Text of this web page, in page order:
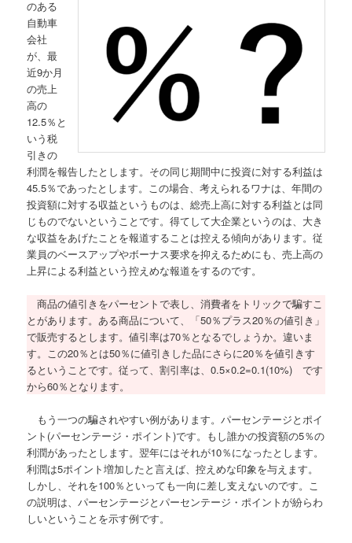
のある
自動車
会社
が、最
近9か月
の売上
高の
12.5％と
いう税
引きの
利潤を報告したとします。その同じ期間中に投資に対する利益は
45.5％であったとします。この場合、考えられるワナは、年間の
投資額に対する収益というものは、総売上高に対する利益とは同
じものでないということです。得てして大企業というのは、大き
な収益をあげたことを報道することは控える傾向があります。従
業員のベースアップやボーナス要求を抑えるためにも、売上高の
上昇による利益という控えめな報道をするのです。
商品の値引きをパーセントで表し、消費者をトリックで騙すこ
とがあります。ある商品について、「50％プラス20％の値引き」
で販売するとします。値引率は70％となるでしょうか。違いま
す。この20％とは50％に値引きした品にさらに20％を値引きす
るということです。従って、割引率は、0.5×0.2=0.1(10%) です
から60％となります。
もう一つの騙されやすい例があります。パーセンテージとポイ
ント(パーセンテージ・ポイント)です。もし誰かの投資額の5％の
利潤があったとします。翌年にはそれが10％になったとします。
利潤は5ポイント増加したと言えば、控えめな印象を与えます。
しかし、それを100％といっても一向に差し支えないのです。こ
の説明は、パーセンテージとパーセンテージ・ポイントが紛らわ
しいということを示す例です。